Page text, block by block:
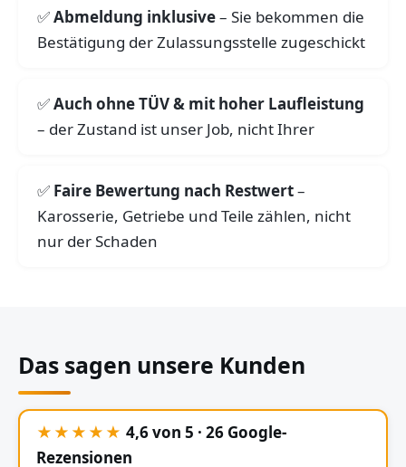
Abmeldung inklusive– Sie bekommen die
Bestätigung der Zulassungsstelle zugeschickt
Auch ohne TÜV & mit hoher Laufleistung
– der Zustand ist unser Job, nicht Ihrer
Faire Bewertung nach Restwert–
Karosserie, Getriebe und Teile zählen, nicht
nur der Schaden
Das sagen unsere Kunden
★★★★★ 4,6 von 5 · 26 Google-
Rezensionen